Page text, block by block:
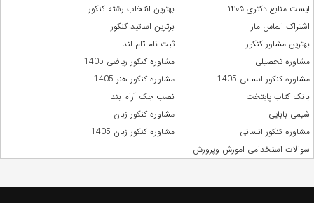
لیست منابع دکتری ۱۴۰۵
بهترین انتخاب رشته کنکور
اشتراک الماس ماز
برترین اساتید کنکور
بهترین مشاور کنکور
ثبت نام تام لند
مشاوره تحصیلی
مشاوره کنکور ریاضی 1405
مشاوره کنکور انسانی 1405
مشاوره کنکور هنر 1405
بانک کتاب پایتخت
نصب جک آرام بند
شیمی بابایی
مشاوره کنکور زبان
مشاوره کنکور انسانی
مشاوره کنکور زبان 1405
سوالات استخدامی اموزش وپرورش